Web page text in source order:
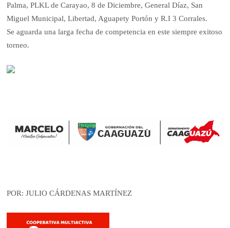
Palma, PLKL de Carayao, 8 de Diciembre, General Díaz, San
Miguel Municipal, Libertad, Aguapety Portón y R.I 3 Corrales.
Se aguarda una larga fecha de competencia en este siempre exitoso
torneo.
POR: JULIO CÁRDENAS MARTÍNEZ